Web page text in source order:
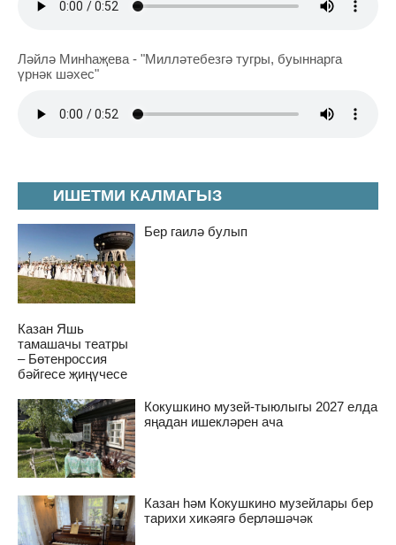
ИШЕТМИ КАЛМАГЫЗ
Бер гаилә булып
Казан Яшь
тамашачы театры
– Бөтенроссия
бәйгесе җиңүчесе
Кокушкино музей-тыюлыгы 2027 елда
яңадан ишекләрен ача
Казан һәм Кокушкино музейлары бер
тарихи хикәягә берләшәчәк
Ләйлә Минһаҗева - "Милләтебезгә тугры, буыннарга
үрнәк шәхес"